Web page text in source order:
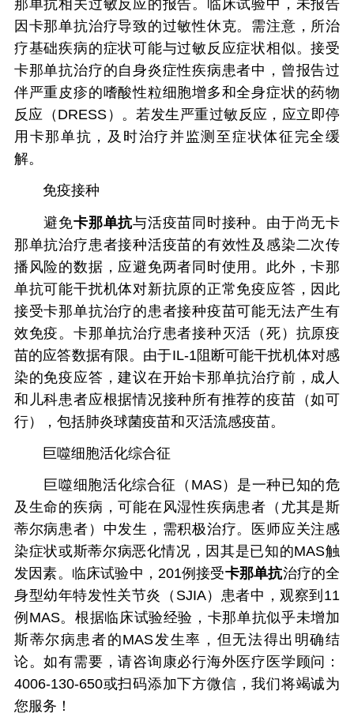
那单抗相关过敏反应的报告。临床试验中，未报告
因卡那单抗治疗导致的过敏性休克。需注意，所治
疗基础疾病的症状可能与过敏反应症状相似。接受
卡那单抗治疗的自身炎症性疾病患者中，曾报告过
伴严重皮疹的嗜酸性粒细胞增多和全身症状的药物
反应（DRESS）。若发生严重过敏反应，应立即停
用卡那单抗，及时治疗并监测至症状体征完全缓
解。
免疫接种
避免卡那单抗与活疫苗同时接种。由于尚无卡
那单抗治疗患者接种活疫苗的有效性及感染二次传
播风险的数据，应避免两者同时使用。此外，卡那
单抗可能干扰机体对新抗原的正常免疫应答，因此
接受卡那单抗治疗的患者接种疫苗可能无法产生有
效免疫。卡那单抗治疗患者接种灭活（死）抗原疫
苗的应答数据有限。由于IL-1阻断可能干扰机体对感
染的免疫应答，建议在开始卡那单抗治疗前，成人
和儿科患者应根据情况接种所有推荐的疫苗（如可
行），包括肺炎球菌疫苗和灭活流感疫苗。
巨噬细胞活化综合征
巨噬细胞活化综合征（MAS）是一种已知的危
及生命的疾病，可能在风湿性疾病患者（尤其是斯
蒂尔病患者）中发生，需积极治疗。医师应关注感
染症状或斯蒂尔病恶化情况，因其是已知的MAS触
发因素。临床试验中，201例接受卡那单抗治疗的全
身型幼年特发性关节炎（SJIA）患者中，观察到11
例MAS。根据临床试验经验，卡那单抗似乎未增加
斯蒂尔病患者的MAS发生率，但无法得出明确结
论。如有需要，请咨询康必行海外医疗医学顾问：
4006-130-650或扫码添加下方微信，我们将竭诚为
您服务！